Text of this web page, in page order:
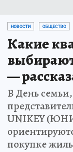
НОВОСТИ ОБЩЕСТВО
Какие
—
В День
UNIKEY
покупке